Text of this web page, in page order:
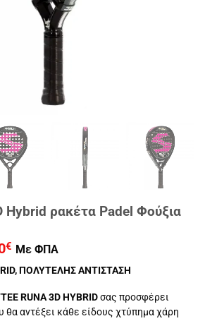
Hybrid ρακέτα Padel Φούξια
€ Η
τιμή
είναι:
129.00€.
Με ΦΠΑ
ΠΟΛΥΤΕΛΗΣ ΑΝΤΙΣΤΑΣΗ
RUNA 3D HYBRIDσας προσφέρει
θα αντέξει κάθε είδους χτύπημα χάρη